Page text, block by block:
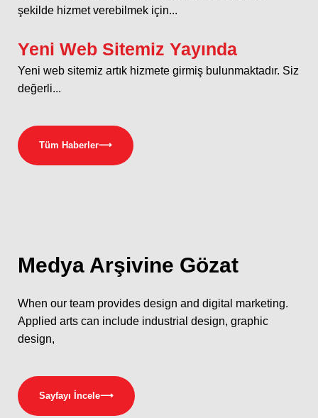
şekilde hizmet verebilmek için...
Yeni Web Sitemiz Yayında
Yeni web sitemiz artık hizmete girmiş bulunmaktadır. Siz
değerli...
Tüm Haberler⟶
Medya Arşivine Gözat
When our team provides design and digital marketing.
Applied arts can include industrial design, graphic
design,
Sayfayı İncele⟶